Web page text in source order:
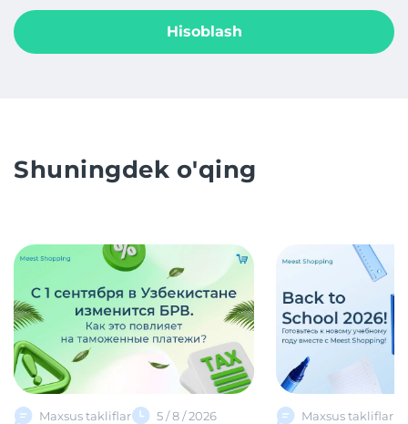
Hisoblash
Shuningdek o'qing
Maxsus takliflar 5 / 8 / 2026 Maxsus takliflar